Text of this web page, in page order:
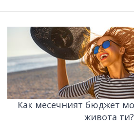
Как месечният бюджет
живота ти?